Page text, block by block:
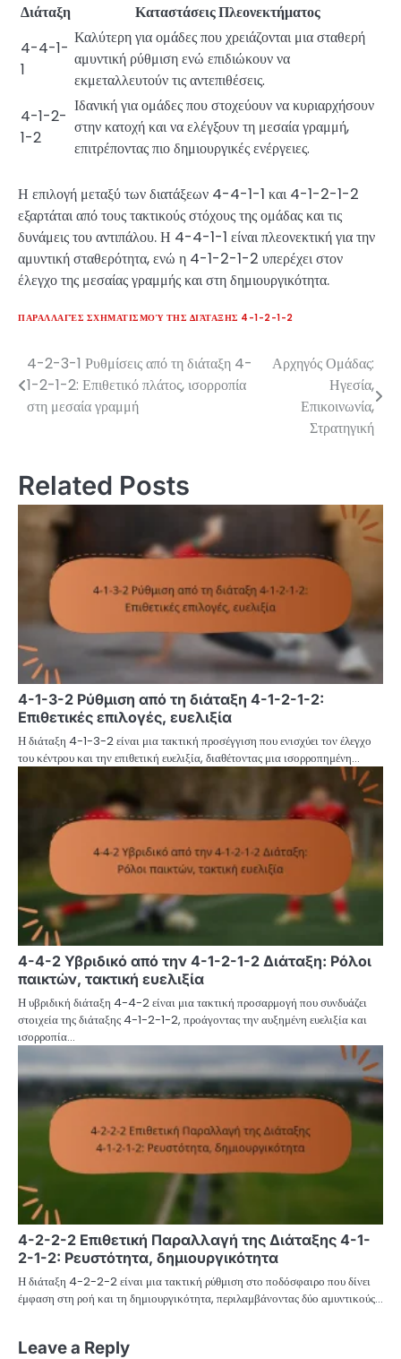
Διάταξη
Καταστάσεις Πλεονεκτήματος
4-4-1-
1
Καλύτερη για ομάδες που χρειάζονται μια σταθερή
αμυντική ρύθμιση ενώ επιδιώκουν να
εκμεταλλευτούν τις αντεπιθέσεις.
4-1-2-
1-2
Ιδανική για ομάδες που στοχεύουν να κυριαρχήσουν
στην κατοχή και να ελέγξουν τη μεσαία γραμμή,
επιτρέποντας πιο δημιουργικές ενέργειες.
Η επιλογή μεταξύ των διατάξεων 4-4-1-1 και 4-1-2-1-2
εξαρτάται από τους τακτικούς στόχους της ομάδας και τις
δυνάμεις του αντιπάλου. Η 4-4-1-1 είναι πλεονεκτική για την
αμυντική σταθερότητα, ενώ η 4-1-2-1-2 υπερέχει στον
έλεγχο της μεσαίας γραμμής και στη δημιουργικότητα.
ΠΑΡΑΛΛΑΓΈΣ ΣΧΗΜΑΤΙΣΜΟΎ ΤΗΣ ΔΙΆΤΑΞΗΣ 4-1-2-1-2
Post
navigation
4-2-3-1 Ρυθμίσεις από τη διάταξη 4-
1-2-1-2: Επιθετικό πλάτος, ισορροπία
στη μεσαία γραμμή
Αρχηγός Ομάδας:
Ηγεσία,
Επικοινωνία,
Στρατηγική
Related Posts
4-1-3-2 Ρύθμιση από τη διάταξη 4-1-2-1-2:
Επιθετικές επιλογές, ευελιξία
Η διάταξη 4-1-3-2 είναι μια τακτική προσέγγιση που ενισχύει τον έλεγχο
του κέντρου και την επιθετική ευελιξία, διαθέτοντας μια ισορροπημένη…
4-4-2 Υβριδικό από την 4-1-2-1-2 Διάταξη: Ρόλοι
παικτών, τακτική ευελιξία
Η υβριδική διάταξη 4-4-2 είναι μια τακτική προσαρμογή που συνδυάζει
στοιχεία της διάταξης 4-1-2-1-2, προάγοντας την αυξημένη ευελιξία και
ισορροπία…
4-2-2-2 Επιθετική Παραλλαγή της Διάταξης 4-1-
2-1-2: Ρευστότητα, δημιουργικότητα
Η διάταξη 4-2-2-2 είναι μια τακτική ρύθμιση στο ποδόσφαιρο που δίνει
έμφαση στη ροή και τη δημιουργικότητα, περιλαμβάνοντας δύο αμυντικούς…
Leave a Reply